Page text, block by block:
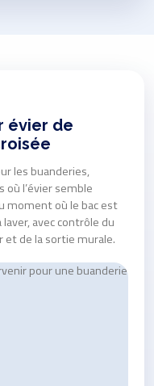
évier de
les buanderies,
l’évier semble
moment où le bac est
avec contrôle du
et de la sortie murale.